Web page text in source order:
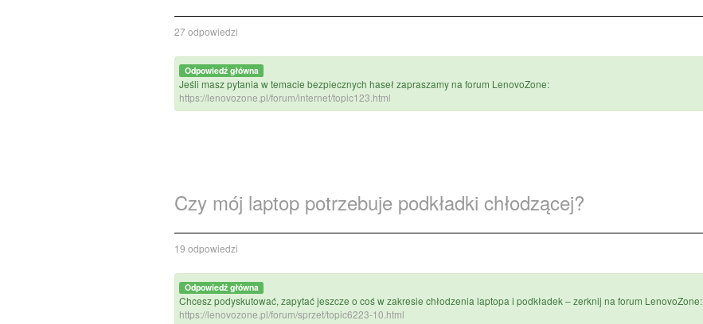
27 odpowiedzi
Odpowiedź główna
Jeśli masz pytania w temacie bezpiecznych haseł zapraszamy na forum LenovoZone:
https://lenovozone.pl/forum/internet/topic123.html
Czy mój laptop potrzebuje podkładki chłodzącej?
19 odpowiedzi
Odpowiedź główna
Chcesz podyskutować, zapytać jeszcze o coś w zakresie chłodzenia laptopa i podkładek – zerknij na forum LenovoZone:
https://lenovozone.pl/forum/sprzet/topic6223-10.html